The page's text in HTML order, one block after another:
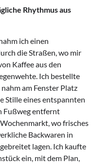
Rhythmus aus
ich einen
die Straßen, wo mir
Kaffee aus den
Ich bestellte
am Fenster Platz
Stille eines entspannten
Fußweg entfernt
wo frisches
Backwaren in
lagen. Ich kaufte
ein, mit dem Plan,